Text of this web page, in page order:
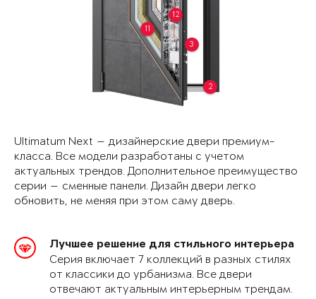
2
3
11
12
Ultimatum Next — дизайнерские двери премиум-
класса. Все модели разработаны с учетом
актуальных трендов. Дополнительное преимущество
серии — сменные панели. Дизайн двери легко
обновить, не меняя при этом саму дверь.
Лучшее решение для стильного интерьера
Серия включает 7 коллекций в разных стилях
от классики до урбанизма. Все двери
отвечают актуальным интерьерным трендам.